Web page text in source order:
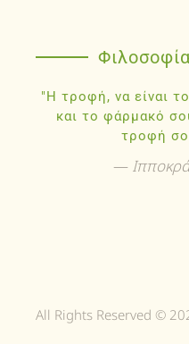
"Η τροφή, να είναι
και το φάρμακό
τροφή
All Rights Reserved ©